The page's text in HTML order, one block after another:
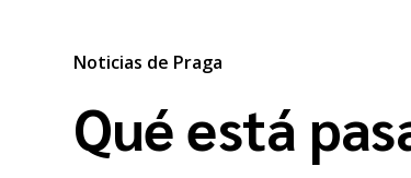
Noticias de Praga
Qué está